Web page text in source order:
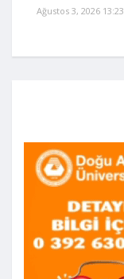
Ağustos 3, 2026 13:23